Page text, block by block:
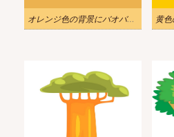
オレンジ色の背景にバオバブのイラスト